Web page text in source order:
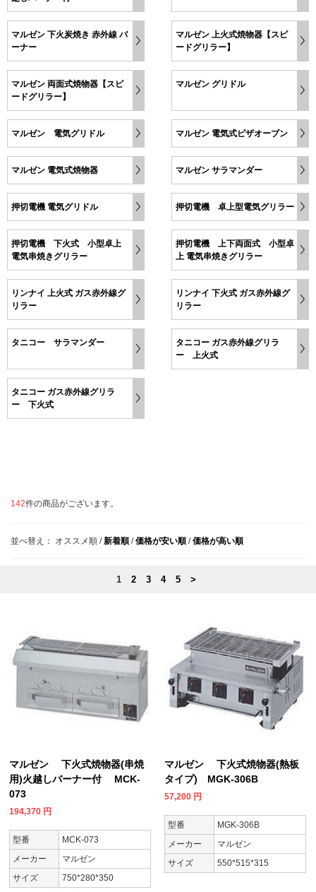
マルゼン 下火炭焼き 赤外線 バ
ーナー
マルゼン 上火式焼物器【スピ
ードグリラー】
マルゼン 両面式焼物器【スピ
ードグリラー】
マルゼン グリドル
マルゼン 電気グリドル マルゼン 電気式ピザオーブン
マルゼン 電気式焼物器 マルゼン サラマンダー
押切電機 電気グリドル 押切電機 卓上型電気グリラー
押切電機 下火式 小型卓上
電気串焼きグリラー
押切電機 上下両面式 小型卓
上 電気串焼きグリラー
リンナイ 上火式 ガス赤外線グ
リラー
リンナイ 下火式 ガス赤外線グ
リラー
タニコー サラマンダー
タニコー ガス赤外線グリラ
ー 上火式
タニコー ガス赤外線グリラ
ー 下火式
142件の商品がございます。
並べ替え： オススメ順 /新着順 /価格が安い順 /価格が高い順
1 2 3 4 5 >
マルゼン 下火式焼物器(串焼
用)火越しバーナー付 MCK-
073
194,370 円
型番
MCK-073
メーカー
マルゼン
サイズ
750*280*350
マルゼン 下火式焼物器(熱板
タイプ) MGK-306B
57,200 円
型番
MGK-306B
メーカー
マルゼン
サイズ
550*515*315